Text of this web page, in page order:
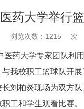
药大学举行
浏览次数： 1215 次
医药大学专家团队利
我校职工篮球队开
刘柏炎现场为双方队
工和学生观看比赛。